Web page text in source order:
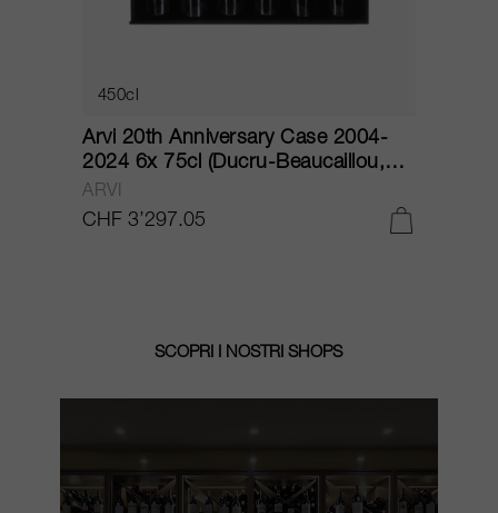
450cl
Arvi 20th Anniversary Case 2004-
2024 6x 75cl (Ducru-Beaucaillou,
Lafite, La Mission Haut-Brion,
Léoville Las Cases, Palmer, Troplong
ARVI
CHF 3’297.05
SCOPRI I NOSTRI SHOPS